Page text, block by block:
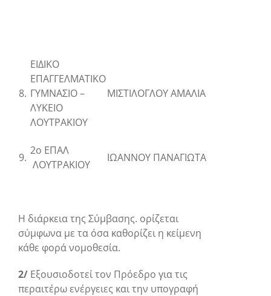
8.
ΕΙΔΙΚΟ
ΕΠΑΓΓΕΛΜΑΤΙΚΟ
ΓΥΜΝΑΣΙΟ –
ΛΥΚΕΙΟ
ΛΟΥΤΡΑΚΙΟΥ
ΜΙΣΤΙΛΟΓΛΟΥ ΑΜΑΛΙΑ
9.
2ο ΕΠΑΛ
ΛΟΥΤΡΑΚΙΟΥ
ΙΩΑΝΝΟΥ ΠΑΝΑΓΙΩΤΑ
Η διάρκεια της Σύμβασης. ορίζεται
σύμφωνα με τα όσα καθορίζει η κείμενη
κάθε φορά νομοθεσία.
2/ Εξουσιοδοτεί τον Πρόεδρο για τις
περαιτέρω ενέργειες και την υπογραφή